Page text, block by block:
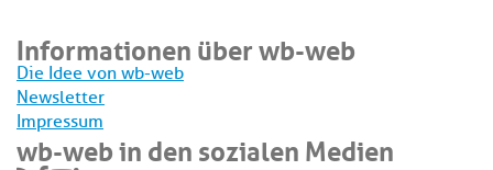
Informationen über wb-web
Die Idee von wb-web
Newsletter
Impressum
wb-web in den sozialen Medien